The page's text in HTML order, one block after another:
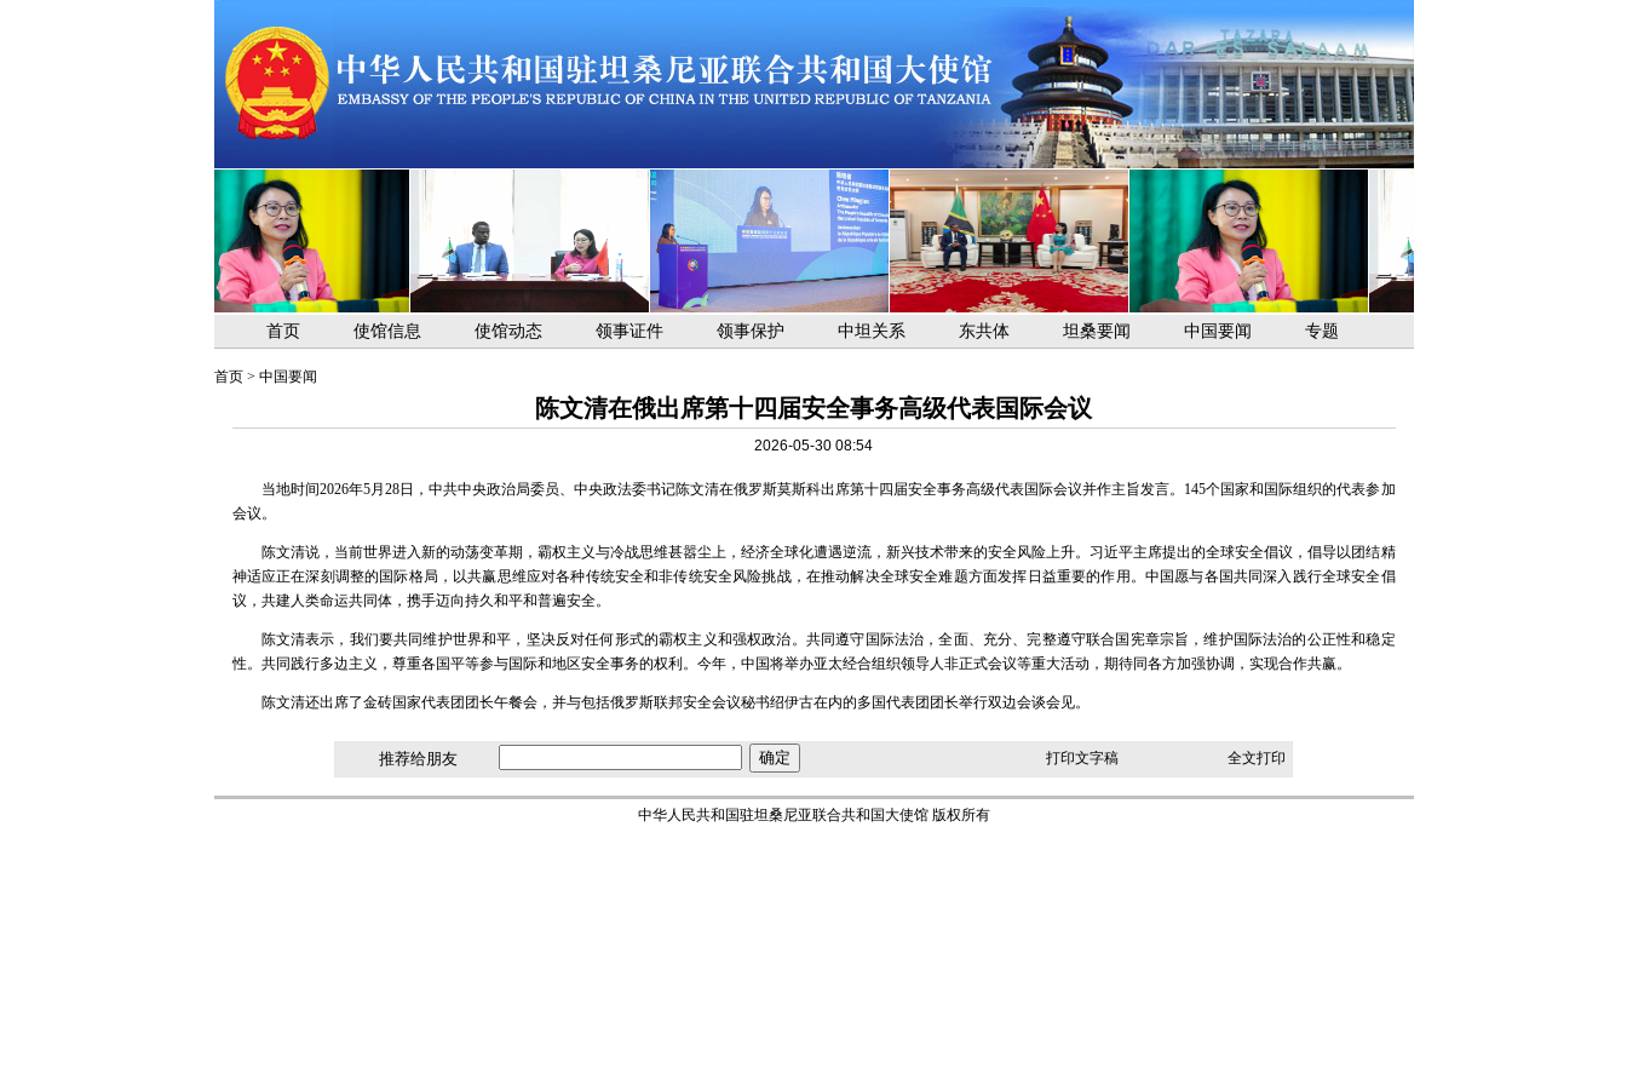
首页 使馆信息 使馆动态 领事证件 领事保护 中坦关系 东共体 坦桑要闻 中国要闻 专题
首页> 中国要闻
陈文清在俄出席第十四届安全事务高级代表国际会议
2026-05-30 08:54
当地时间2026年5月28日，中共中央政治局委员、中央政法委书记陈文清在俄罗斯莫斯科出席第十四届安全事务高级代表国际会议并作主旨发言。145个国家和国际组织的代表参加
会议。
陈文清说，当前世界进入新的动荡变革期，霸权主义与冷战思维甚嚣尘上，经济全球化遭遇逆流，新兴技术带来的安全风险上升。习近平主席提出的全球安全倡议，倡导以团结精
神适应正在深刻调整的国际格局，以共赢思维应对各种传统安全和非传统安全风险挑战，在推动解决全球安全难题方面发挥日益重要的作用。中国愿与各国共同深入践行全球安全倡
议，共建人类命运共同体，携手迈向持久和平和普遍安全。
陈文清表示，我们要共同维护世界和平，坚决反对任何形式的霸权主义和强权政治。共同遵守国际法治，全面、充分、完整遵守联合国宪章宗旨，维护国际法治的公正性和稳定
性。共同践行多边主义，尊重各国平等参与国际和地区安全事务的权利。今年，中国将举办亚太经合组织领导人非正式会议等重大活动，期待同各方加强协调，实现合作共赢。
陈文清还出席了金砖国家代表团团长午餐会，并与包括俄罗斯联邦安全会议秘书绍伊古在内的多国代表团团长举行双边会谈会见。
推荐给朋友 打印文字稿 全文打印
中华人民共和国驻坦桑尼亚联合共和国大使馆 版权所有